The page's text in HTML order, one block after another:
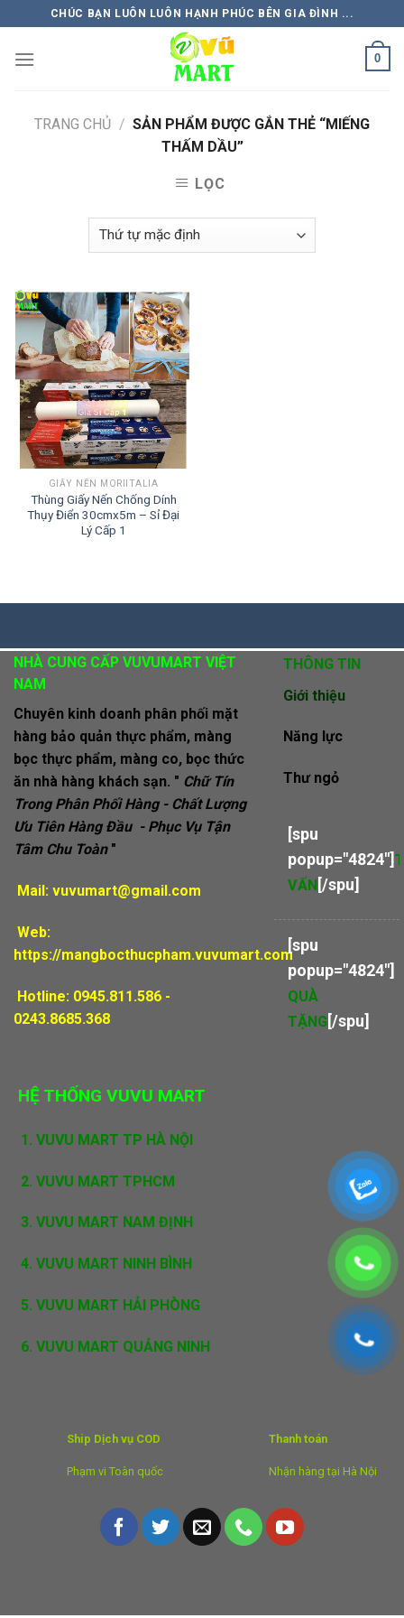
to
content
CHÚC BẠN LUÔN LUÔN HẠNH PHÚC BÊN GIA ĐÌNH ...
0
TRANG CHỦ / SẢN PHẨM ĐƯỢC GẮN THẺ “MIẾNG
THẤM DẦU”
LỌC
GIẤY NẾN MORIITALIA
Thùng Giấy Nến Chống Dính
Thụy Điển 30cmx5m – Sỉ Đại
Lý Cấp 1
NHÀ CUNG CẤP VUVUMART VIỆT
NAM
Chuyên kinh doanh phân phối mặt
hàng bảo quản thực phẩm, màng
bọc thực phẩm, màng co, bọc thức
ăn nhà hàng khách sạn. " Chữ Tín
Trong Phân Phối Hàng - Chất Lượng
Ưu Tiên Hàng Đầu - Phục Vụ Tận
Tâm Chu Toàn"
Mail: vuvumart@gmail.com
Web:
https://mangbocthucpham.vuvumart.com
Hotline: 0945.811.586 -
0243.8685.368
THÔNG TIN
Giới thiệu
Năng lực
Thư ngỏ
[spu
popup="4824"]
VẤN[/spu]
[spu
popup="4824"]
QUÀ
TẶNG[/spu]
HỆ THỐNG VUVU MART
1. VUVU MART TP HÀ NỘI
2. VUVU MART TPHCM
3. VUVU MART NAM ĐỊNH
4. VUVU MART NINH BÌNH
5. VUVU MART HẢI PHÒNG
6. VUVU MART QUẢNG NINH
Ship Dịch vụ COD
Phạm vi Toàn quốc
Thanh toán
Nhận hàng tại Hà Nội